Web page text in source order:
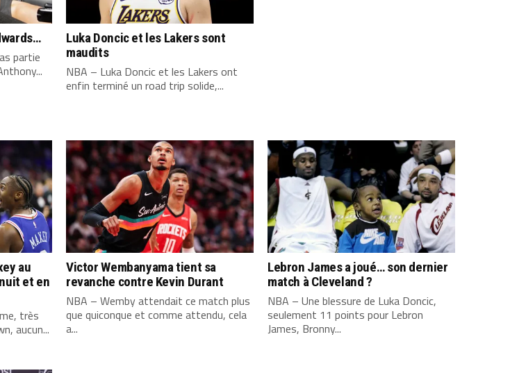
partie
Luka Doncic et les Lakers sont
maudits
NBA – Luka Doncic et les Lakers ont
enfin terminé un road trip solide,...
au
et en
très
aucun...
Victor Wembanyama tient sa
revanche contre Kevin Durant
NBA – Wemby attendait ce match plus
que quiconque et comme attendu, cela
a...
Lebron James a joué… son dernier
match à Cleveland ?
NBA – Une blessure de Luka Doncic,
seulement 11 points pour Lebron
James, Bronny...